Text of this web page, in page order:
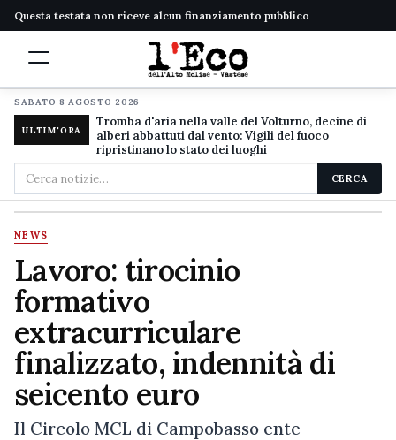
Questa testata non riceve alcun finanziamento pubblico
SABATO 8 AGOSTO 2026
ULTIM'ORA
Tromba d'aria nella valle del Volturno, decine di
alberi abbattuti dal vento: Vigili del fuoco
ripristinano lo stato dei luoghi
Cerca
nel
sito
CERCA
NEWS
Lavoro: tirocinio
formativo
extracurriculare
finalizzato, indennità di
seicento euro
Il Circolo MCL di Campobasso ente